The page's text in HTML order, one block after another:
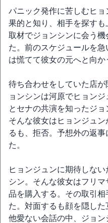
パニック発作に苦しむヒ
果的と知り、相手を探すも
取材でジョンシンに会う
た。前のスケジュールを
は慌てて彼女の元へと向か
待ち合わせをしていた店
ョンシンは河原でヒョン
とセナの共演を知ったジョ
そんな彼女はヒョンジュ
るも、拒否。予想外の返
た。
ヒョンジュンに期待しな
シン。そんな彼女はフリ
品を購入する。その取引
た。対面するも顔を隠した
他愛ない会話の中、ジョ